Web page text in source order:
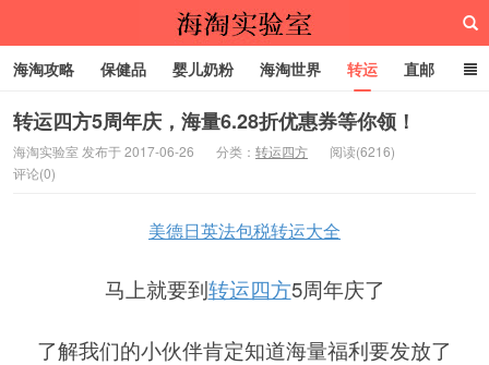
海淘攻略 保健品 婴儿奶粉 海淘世界 转运 直邮
代购服务
转运四方5周年庆，海量6.28折优惠券等你领！
海淘实验室 发布于 2017-06-26 分类： 转运四方
阅读(6216)
评论(0)
美德日英法包税转运大全
马上就要到转运四方5周年庆了
了解我们的小伙伴肯定知道海量福利要发放了